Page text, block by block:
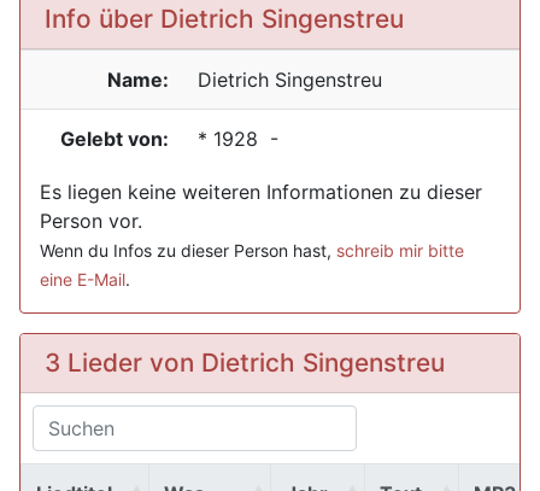
Info über Dietrich Singenstreu
Name: Dietrich Singenstreu
Gelebt von: * 1928 -
Es liegen keine weiteren Informationen zu dieser
Person vor.
Wenn du Infos zu dieser Person hast, schreib mir bitte
eine E-Mail.
3 Lieder von Dietrich Singenstreu